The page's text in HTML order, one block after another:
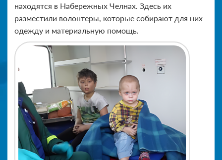
находятся в Набережных Челнах. Здесь их
разместили волонтеры, которые собирают для них
одежду и материальную помощь.